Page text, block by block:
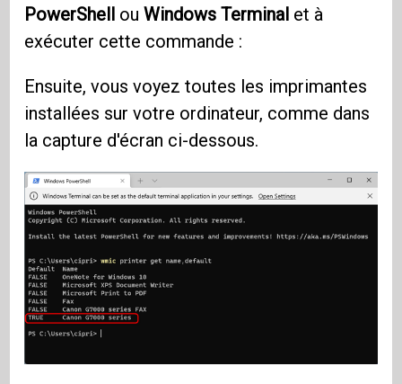
PowerShell ouWindows Terminal et à
exécuter cette commande :
Ensuite, vous voyez toutes les imprimantes
installées sur votre ordinateur, comme dans
la capture d'écran ci-dessous.